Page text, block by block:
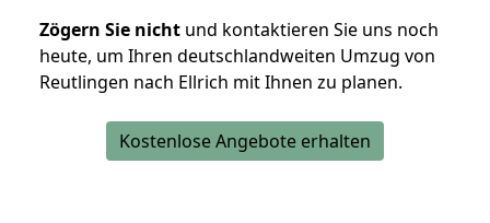
Zögern Sie nicht und kontaktieren Sie uns noch
heute, um Ihren deutschlandweiten Umzug von
Reutlingen nach Ellrich mit Ihnen zu planen.
Kostenlose Angebote erhalten